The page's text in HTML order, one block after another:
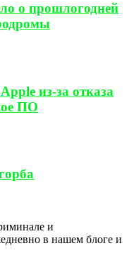
о прошлогодней
из-за отказа
ПО
и
в нашем блоге и